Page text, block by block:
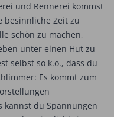
und Rennerei kommst
besinnliche Zeit zu
schön zu machen,
unter einen Hut zu
selbst so k.o., dass du
Es kommt zum
du Spannungen